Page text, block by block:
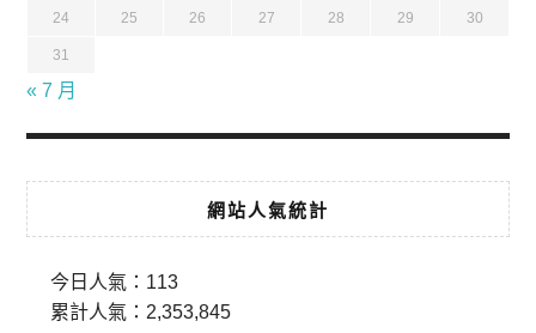
24 25 26 27 28 29 30
31
« 7 月
網站人氣統計
今日人氣： 113
累計人氣： 2,353,845